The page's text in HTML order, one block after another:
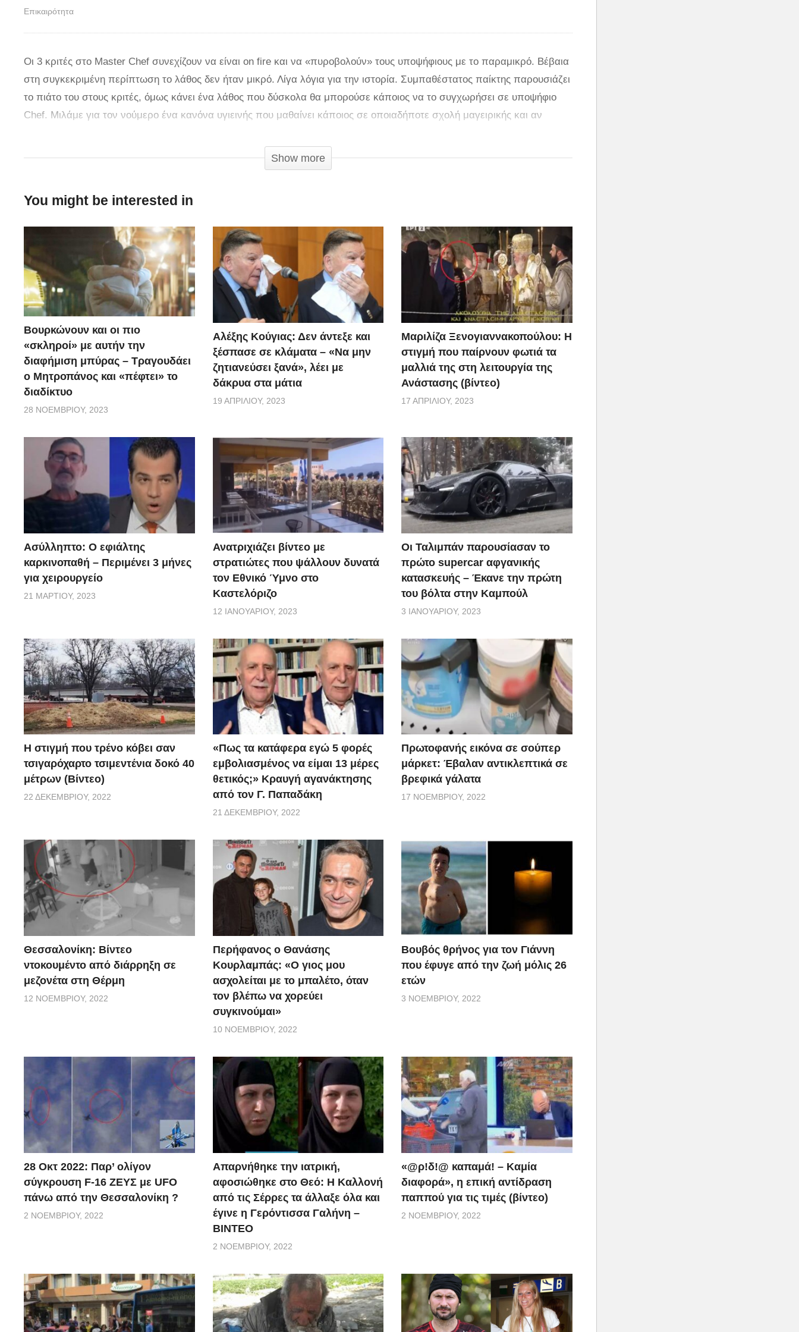
Επικαιρότητα
Οι 3 κριτές στο Master Chef συνεχίζουν να είναι on fire και να «πυροβολούν» τους υποψήφιους με το παραμικρό. Βέβαια
στη συγκεκριμένη περίπτωση το λάθος δεν ήταν μικρό. Λίγα λόγια για την ιστορία. Συμπαθέστατος παίκτης παρουσιάζει
το πιάτο του στους κριτές, όμως κάνει ένα λάθος που δύσκολα θα μπορούσε κάποιος να το συγχωρήσει σε υποψήφιο
Chef. Μιλάμε για τον νούμερο ένα κανόνα υγιεινής που μαθαίνει κάποιος σε οποιαδήποτε σχολή μαγειρικής και αν
ότι αγνοούσε τον συγκεκριμένο κανόνα και έτσι του έδωσε να καταλάβει… Δούλεψε χέρι που πήγε σύννεφο, με
αποτέλεσμα να βγάλει τον Κοντιζά από τα ρούχα του καθώς επρόκειτο για το πιο αστείο, αλλά και ασυγχώρητο λάθος
Show more
You might be interested in
Βουρκώνουν και οι πιο
«σκληροί» με αυτήν την
διαφήμιση μπύρας – Τραγουδάει
ο Μητροπάνος και «πέφτει» το
διαδίκτυο
28 ΝΟΕΜΒΡΊΟΥ, 2023
Αλέξης Κούγιας: Δεν άντεξε και
ξέσπασε σε κλάματα – «Να μην
ζητιανεύσει ξανά», λέει με
δάκρυα στα μάτια
19 ΑΠΡΙΛΊΟΥ, 2023
Μαριλίζα Ξενογιαννακοπούλου: Η
στιγμή που παίρνουν φωτιά τα
μαλλιά της στη λειτουργία της
Ανάστασης (βίντεο)
17 ΑΠΡΙΛΊΟΥ, 2023
Ασύλληπτο: Ο εφιάλτης
καρκινοπαθή – Περιμένει 3 μήνες
για χειρουργείο
21 ΜΑΡΤΊΟΥ, 2023
Ανατριχιάζει βίντεο με
στρατιώτες που ψάλλουν δυνατά
τον Εθνικό Ύμνο στο
Καστελόριζο
12 ΙΑΝΟΥΑΡΊΟΥ, 2023
Οι Ταλιμπάν παρουσίασαν το
πρώτο supercar αφγανικής
κατασκευής – Έκανε την πρώτη
του βόλτα στην Καμπούλ
3 ΙΑΝΟΥΑΡΊΟΥ, 2023
H στιγμή που τρένο κόβει σαν
τσιγαρόχαρτο τσιμεντένια δοκό 40
μέτρων (Βίντεο)
22 ΔΕΚΕΜΒΡΊΟΥ, 2022
«Πως τα κατάφερα εγώ 5 φορές
εμβoλιασμένος να είμαι 13 μέρες
θετικός;» Κραυγή αγανάκτησης
από τον Γ. Παπαδάκη
21 ΔΕΚΕΜΒΡΊΟΥ, 2022
Πρωτοφανής εικόνα σε σούπερ
μάρκετ: Έβαλαν αντικλεπτικά σε
βρεφικά γάλατα
17 ΝΟΕΜΒΡΊΟΥ, 2022
Θεσσαλονίκη: Βίντεο
ντοκουμέντο από διάρρηξη σε
μεζονέτα στη Θέρμη
12 ΝΟΕΜΒΡΊΟΥ, 2022
Περήφανος ο Θανάσης
Κουρλαμπάς: «Ο γιος μου
ασχολείται με το μπαλέτο, όταν
τον βλέπω να χορεύει
συγκινούμαι»
10 ΝΟΕΜΒΡΊΟΥ, 2022
Βουβός θρήνος για τον Γιάννη
που έφυγε από την ζωή μόλις 26
ετών
3 ΝΟΕΜΒΡΊΟΥ, 2022
28 Οκτ 2022: Παρ’ ολίγον
σύγκρουση F-16 ΖΕΥΣ με UFO
πάνω από την Θεσσαλονίκη ?
2 ΝΟΕΜΒΡΊΟΥ, 2022
Απαρνήθηκε την ιατρική,
αφοσιώθηκε στο Θεό: Η Καλλονή
από τις Σέρρες τα άλλαξε όλα και
έγινε η Γερόντισσα Γαλήνη –
ΒΙΝΤΕΟ
2 ΝΟΕΜΒΡΊΟΥ, 2022
«@ρ!δ!@ καπαμά! – Καμία
διαφορά», η επική αντίδραση
παππού για τις τιμές (βίντεο)
2 ΝΟΕΜΒΡΊΟΥ, 2022